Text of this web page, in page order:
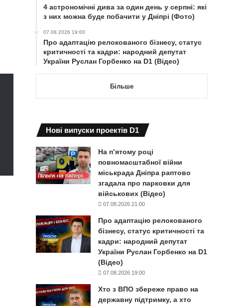
4 астрономічні дива за один день у серпні: які
з них можна буде побачити у Дніпрі (Фото)
07.08.2026 19:00
Про адаптацію релокованого бізнесу, статус
критичності та кадри: народний депутат
України Руслан Горбенко на D1 (Відео)
Більше
Нові випуски проектів D1
На п’ятому році
повномасштабної війни
міськрада Дніпра раптово
згадала про парковки для
військових (Відео)
07.08.2026 21:00
Про адаптацію релокованого
бізнесу, статус критичності та
кадри: народний депутат
України Руслан Горбенко на D1
(Відео)
07.08.2026 19:00
Хто з ВПО збереже право на
державну підтримку, а хто